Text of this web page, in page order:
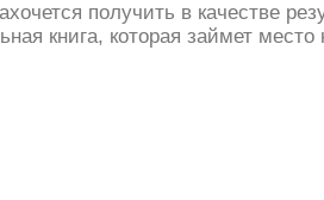
получить в качестве
книга, которая займет место